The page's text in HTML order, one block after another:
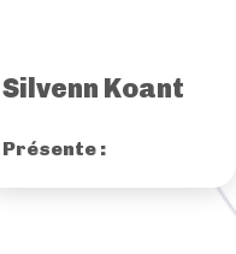
Silvenn Koant
Présente :